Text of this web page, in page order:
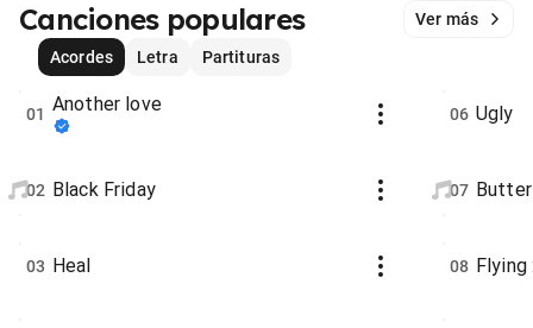
Canciones populares
Ver más
Acordes
Letra Partituras
01 Another love
02 Black Friday
03 Heal
06 Ugly
07
08 Flying